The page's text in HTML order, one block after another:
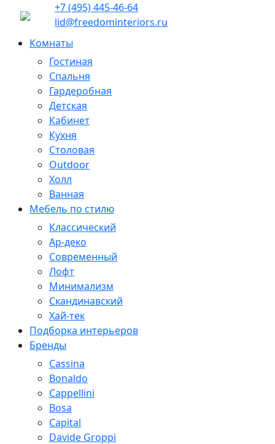
+7 (495) 445-46-64
lid@freedominteriors.ru
Комнаты
Гостиная
Спальня
Гардеробная
Детская
Кабинет
Кухня
Столовая
Outdoor
Холл
Ванная
Мебель по стилю
Классический
Ар-деко
Современный
Лофт
Минимализм
Скандинавский
Хай-тек
Подборка интерьеров
Бренды
Cassina
Bonaldo
Cappellini
Bosa
Capital
Davide Groppi